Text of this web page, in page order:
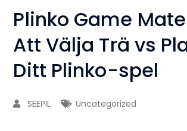
Plinko Game
Att Välja Trä vs
Ditt Plinko-spel
SEEPIL Uncategorized